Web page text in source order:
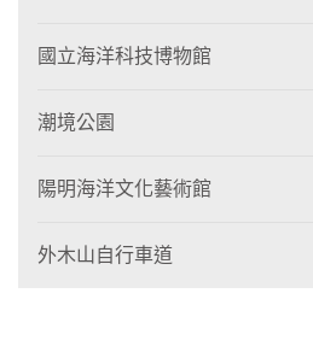
國立海洋科技博物館
潮境公園
陽明海洋文化藝術館
外木山自行車道